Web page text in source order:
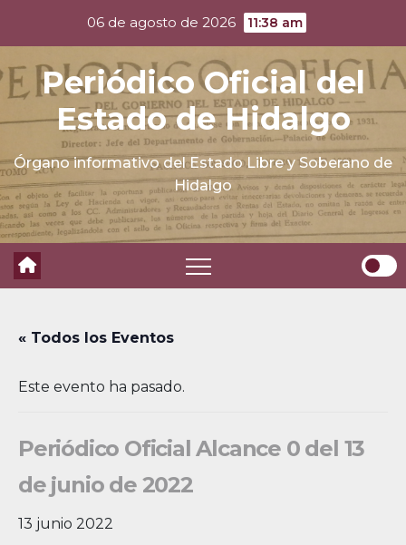
content
06 de agosto de 2026 11:38 am
Periódico Oficial del
Estado de Hidalgo
Órgano informativo del Estado Libre y Soberano de
Hidalgo
« Todos los Eventos
Este evento ha pasado.
Periódico Oficial Alcance 0 del 13
de junio de 2022
13 junio 2022